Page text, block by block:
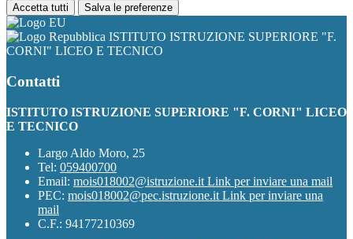
Accetta tutti Salva le preferenze
ISTITUTO ISTRUZIONE SUPERIORE "F.
CORNI" LICEO E TECNICO
Contatti
ISTITUTO ISTRUZIONE SUPERIORE "F. CORNI" LICEO
E TECNICO
Largo Aldo Moro, 25
Tel: 059400700
Email: mois018002@istruzione.it Link per inviare una mail
PEC: mois018002@pec.istruzione.it Link per inviare una
mail
C.F.: 94177210369